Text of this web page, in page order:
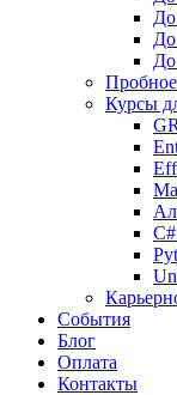
До
До
До
Пробное
Курсы
События
Блог
Оплата
Контакты